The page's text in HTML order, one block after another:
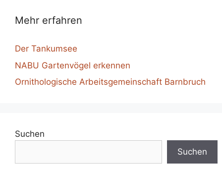
Mehr erfahren
Der Tankumsee
NABU Gartenvögel erkennen
Ornithologische Arbeitsgemeinschaft Barnbruch
Suchen
Suchen